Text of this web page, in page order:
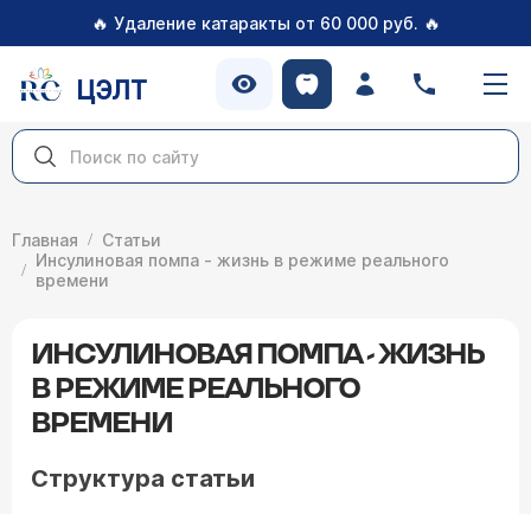
🔥 Удаление катаракты от 60 000 руб. 🔥
ЦЭЛТ
Главная
Статьи
Инсулиновая помпа - жизнь в режиме реального
времени
ИНСУЛИНОВАЯ ПОМПА - ЖИЗНЬ
В РЕЖИМЕ РЕАЛЬНОГО
ВРЕМЕНИ
Структура статьи